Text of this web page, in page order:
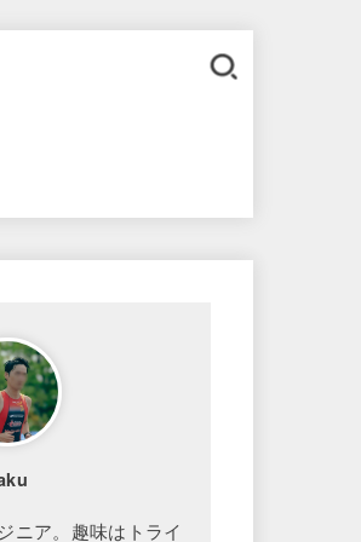
ニア。趣味はトライ